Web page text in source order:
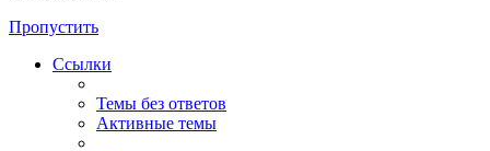
Пропустить
Ссылки
Темы без ответов
Активные темы